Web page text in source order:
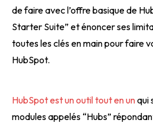
de faire avec l’offre basique de
Starter Suite” et énoncer ses
toutes les clés en main pour faire
HubSpot.
HubSpot est un outil tout en unqui
modules appelés “Hubs”